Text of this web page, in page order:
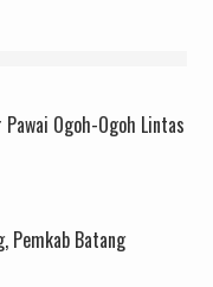
Ogoh-Ogoh Lintas
Pemkab Batang